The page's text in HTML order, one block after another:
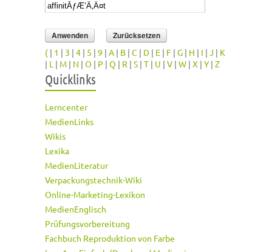
( | 1 | 3 | 4 | 5 | 9 | A | B | C | D | E | F | G | H | I | J | K
| L | M | N | O | P | Q | R | S | T | U | V | W | X | Y | Z
Quicklinks
Lerncenter
MedienLinks
Wikis
Lexika
MedienLiteratur
Verpackungstechnik-Wiki
Online-Marketing-Lexikon
MedienEnglisch
Prüfungsvorbereitung
Fachbuch Reproduktion von Farbe